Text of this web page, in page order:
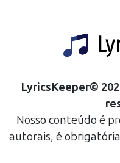
LyricsKeeper©
Nosso conteúdo é
autorais, é